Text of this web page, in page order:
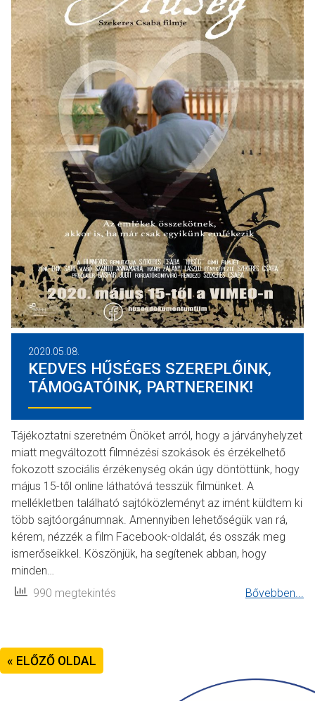
2020.05.08.
KEDVES HŰSÉGES SZEREPLŐINK,
TÁMOGATÓINK, PARTNEREINK!
Tájékoztatni szeretném Önöket arról, hogy a járványhelyzet
miatt megváltozott filmnézési szokások és érzékelhető
fokozott szociális érzékenység okán úgy döntöttünk, hogy
május 15-től online láthatóvá tesszük filmünket. A
mellékletben található sajtóközleményt az imént küldtem ki
több sajtóorgánumnak. Amennyiben lehetőségük van rá,
kérem, nézzék a film Facebook-oldalát, és osszák meg
ismerőseikkel. Köszönjük, ha segítenek abban, hogy
minden…
990 megtekintés
Bővebben...
« ELŐZŐ OLDAL